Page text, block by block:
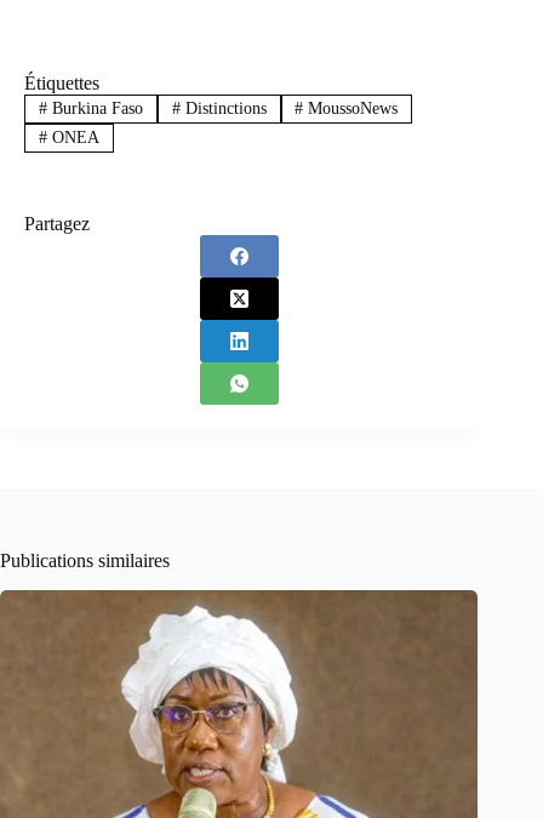
Étiquettes
#Burkina Faso #Distinctions # MoussoNews
#ONEA
Partagez
Publications similaires